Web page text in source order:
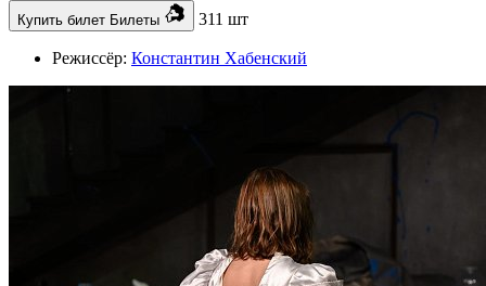
Купить билет Билеты 311 шт
Режиссёр: Константин Хабенский